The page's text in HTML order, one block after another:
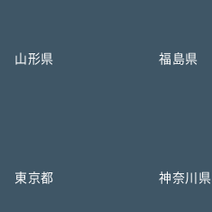
山形県 福島県
東京都 神奈川県